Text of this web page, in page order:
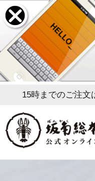
15時までのご注文